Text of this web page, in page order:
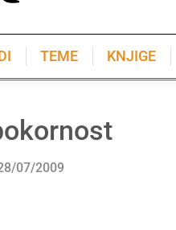
TEME KNJIGE
07/2009